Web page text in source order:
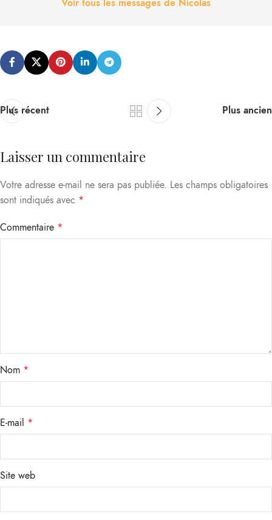
Voir tous les messages de Nicolas
Plus récent Plus ancien
Laisser un commentaire
Votre adresse e-mail ne sera pas publiée. Les champs obligatoires
sont indiqués avec *
Commentaire *
Nom *
E-mail *
Site web